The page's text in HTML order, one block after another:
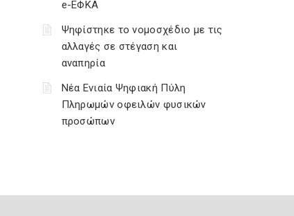
e-ΕΦΚΑ
Ψηφίστηκε το νομοσχέδιο με τις
αλλαγές σε στέγαση και
αναπηρία
Νέα Ενιαία Ψηφιακή Πύλη
Πληρωμών οφειλών φυσικών
προσώπων